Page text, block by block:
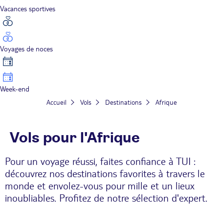
Vacances sportives
Voyages de noces
Week-end
Accueil Vols Destinations Afrique
Vols pour l'Afrique
Pour un voyage réussi, faites confiance à TUI :
découvrez nos destinations favorites à travers le
monde et envolez-vous pour mille et un lieux
inoubliables. Profitez de notre sélection d'expert.